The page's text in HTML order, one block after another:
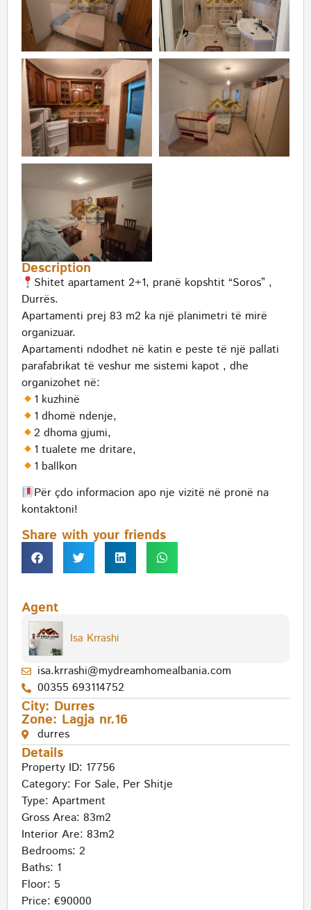
Description
Shitet apartament 2+1, pranë kopshtit “Soros” ,
Durrës.
Apartamenti prej 83 m2 ka një planimetri të mirë
organizuar.
Apartamenti ndodhet në katin e peste të një pallati
parafabrikat të veshur me sistemi kapot , dhe
organizohet në:
1 kuzhinë
1 dhomë ndenje,
2 dhoma gjumi,
1 tualete me dritare,
1 ballkon
Për çdo informacion apo nje vizitë në pronë na
kontaktoni!
Share with your friends
Agent
Isa Krrashi
isa.krrashi@mydreamhomealbania.com
00355 693114752
City: Durres
Zone: Lagja nr.16
durres
Details
Property ID: 17756
Category: For Sale, Per Shitje
Type: Apartment
Gross Area: 83m2
Interior Are: 83m2
Bedrooms: 2
Baths: 1
Floor: 5
Price: €90000